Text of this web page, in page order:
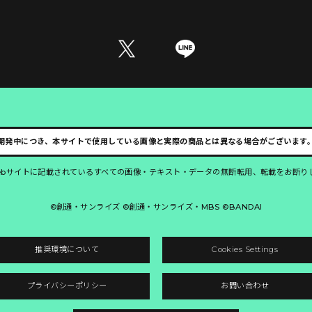
発中につき、本サイトで使用している画像と実際の商品とは異なる場合がございます。
サイトに記載されているすべての画像・テキスト・データの無断転用、転載をお断り
©創通・サンライズ ©創通・サンライズ・MBS ©BANDAI
推奨環境について Cookies Settings
プライバシーポリシー お問い合わせ